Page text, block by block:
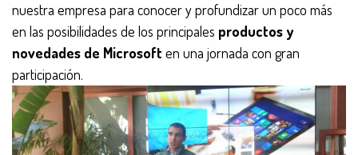
nuestra empresa para conocer y profundizar un poco más
en las posibilidades de los principales productos y
novedades de Microsoft en una jornada con gran
participación.